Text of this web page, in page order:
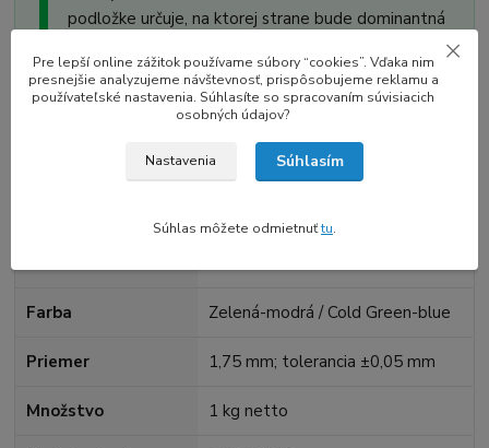
podložke určuje, na ktorej strane bude dominantná
Odporúčané hodnoty výrobcu sú východiskom; dolaďte ich
Farba Zelená-modrá / Cold Green-blue
Priemer 1,75 mm; tolerancia ±0,05 mm
Množstvo 1 kg netto
Pre lepší online zážitok používame súbory “cookies”. Vďaka nim
presnejšie analyzujeme návštevnosť, prispôsobujeme reklamu a
používateľské nastavenia. Súhlasíte so spracovaním súvisiacich
osobných údajov?
Nastavenia Súhlasím
Súhlas môžete odmietnuťtu.